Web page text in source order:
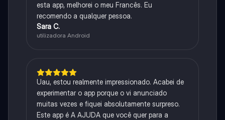
esta app, melhorei o meu Francês. Eu
recomendo a qualquer pessoa.
Sara C.
utilizadora Android
Uau, estou realmente impressionado. Acabei de
experimentar o app porque o vi anunciado
muitas vezes e fiquei absolutamente surpreso.
Este app é A AJUDA que você quer para a